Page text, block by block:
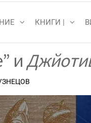
КНИГИ |
и